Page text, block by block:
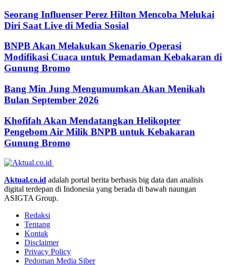
Seorang Influenser Perez Hilton Mencoba Melukai
Diri Saat Live di Media Sosial
BNPB Akan Melakukan Skenario Operasi
Modifikasi Cuaca untuk Pemadaman Kebakaran di
Gunung Bromo
Bang Min Jung Mengumumkan Akan Menikah
Bulan September 2026
Khofifah Akan Mendatangkan Helikopter
Pengebom Air Milik BNPB untuk Kebakaran
Gunung Bromo
Aktual.co.id adalah portal berita berbasis big data dan analisis
digital terdepan di Indonesia yang berada di bawah naungan
ASIGTA Group.
Redaksi
Tentang
Kontak
Disclaimer
Privacy Policy
Pedoman Media Siber